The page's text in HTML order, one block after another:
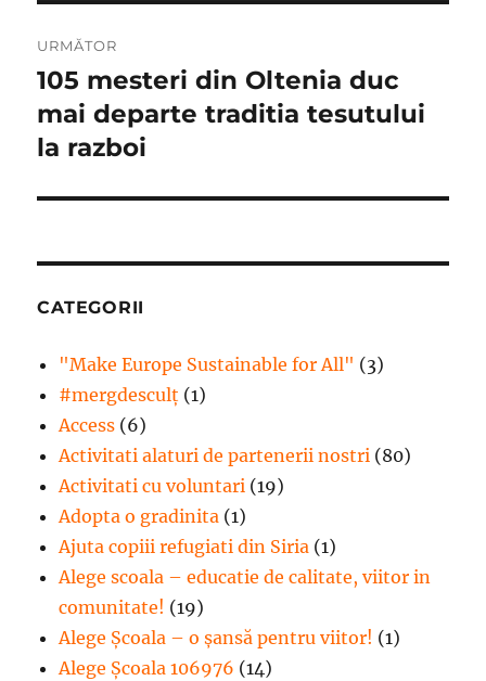
URMĂTOR
Articolul
următor:
105 mesteri din Oltenia duc
mai departe traditia tesutului
la razboi
CATEGORII
"Make Europe Sustainable for All" (3)
#mergdesculţ (1)
Access (6)
Activitati alaturi de partenerii nostri (80)
Activitati cu voluntari (19)
Adopta o gradinita (1)
Ajuta copiii refugiati din Siria (1)
Alege scoala – educatie de calitate, viitor in
comunitate! (19)
Alege Şcoala – o şansă pentru viitor! (1)
Alege Școala 106976 (14)